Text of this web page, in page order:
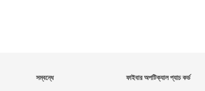
সম্বন্ধে ফাইবার অপটিক্যাল প্যাচ কর্ড